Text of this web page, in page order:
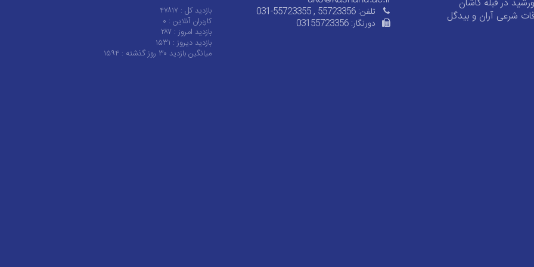
در قبله کاشان
شرعی آران و بیدگل
تلفن: 031-55723355 , 55723356
دورنگار: 03155723356
بازدید کل : ۴۷۸۱۷
کاربران آنلاین : ۰
بازدید امروز : ۲۸۷
بازدید دیروز : ۱۵۳۱
میانگین بازدید ۳۰ روز گذشته :
۱۵۹۴